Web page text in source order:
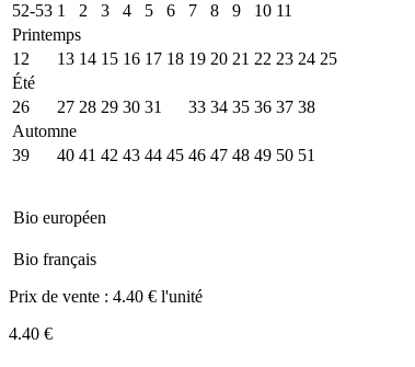
52-53 1 2 3 4 5 6 7 8 9 10 11
Printemps
12
13 14 15 16 17 18 19 20 21 22 23 24 25
Été
26
27 28 29 30 31 33 34 35 36 37 38
Automne
39
40 41 42 43 44 45 46 47 48 49 50 51
Bio européen
Bio français
Prix de vente : 4.40 € l'unité
4.40 €